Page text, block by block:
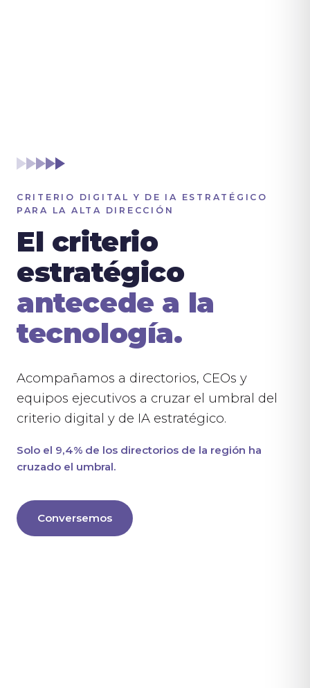
CRITERIO DIGITAL Y DE IA ESTRATÉGICO
PARA LA ALTA DIRECCIÓN
El criterio
estratégico
antecede a la
tecnología.
Acompañamos a directorios, CEOs y
equipos ejecutivos a cruzar el umbral del
criterio digital y de IA estratégico.
Solo el 9,4% de los directorios de la región ha
cruzado el umbral.
Conversemos